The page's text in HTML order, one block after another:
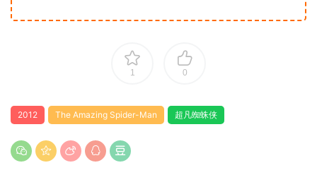
1 0
2012 The Amazing Spider-Man 超凡蜘蛛侠